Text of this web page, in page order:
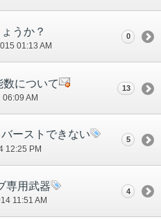
うか？
01:13 AM
0
数について
06:09 AM
13
ーストできない
12:25 PM
5
専用武器
11:51 AM
4